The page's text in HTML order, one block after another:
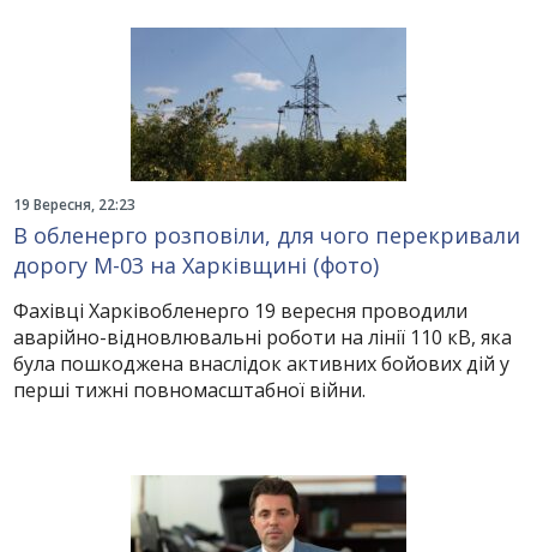
19 Вересня, 22:23
В обленерго розповіли, для чого перекривали
дорогу М-03 на Харківщині (фото)
Фахівці Харківобленерго 19 вересня проводили
аварійно-відновлювальні роботи на лінії 110 кВ, яка
була пошкоджена внаслідок активних бойових дій у
перші тижні повномасштабної війни.